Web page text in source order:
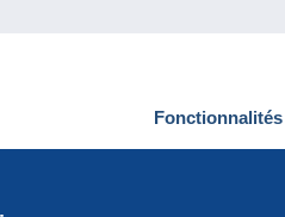
Delcampe
Fonctionnalités
Nouveautés